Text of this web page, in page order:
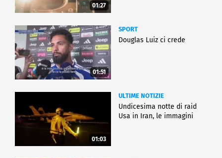
01:27
01:51
SPORT
Douglas Luiz ci crede
01:03
ULTIME NOTIZIE
Undicesima notte di raid
Usa in Iran, le immagini